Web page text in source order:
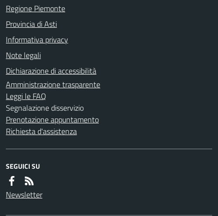
Regione Piemonte
Provincia di Asti
Informativa privacy
Note legali
Dichiarazione di accessibilità
Amministrazione trasparente
Leggi le FAQ
Segnalazione disservizio
Prenotazione appuntamento
Richiesta d'assistenza
SEGUICI SU
Newsletter